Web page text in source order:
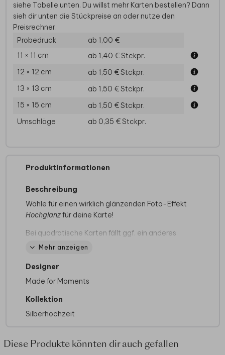
siehe Tabelle unten. Du willst mehr Karten bestellen? Dann
sieh dir unten die Stückpreise an oder nutze den
Preisrechner.
Probedruck
ab 1,00 €
11 × 11 cm
ab 1,40 €Stckpr.
12 × 12 cm
ab 1,50 €Stckpr.
13 × 13 cm
ab 1,50 €Stckpr.
15 × 15 cm
ab 1,50 €Stckpr.
Umschläge
ab 0,35 €Stckpr.
Produktinformationen
Beschreibung
Wähle für einen wirklich glänzenden Foto-Effekt
Hochglanzfür deine Karte!
Bei quadratische Karten fällt ggf. ein anderes
Briefporto an. Alle Infos findest du auf der
Format erhältst du Umschläge in der Größe
14x12,5 cm. Format ändern ist möglich.
Mehr anzeigen
Designer
Made for Moments
Kollektion
Silberhochzeit
Diese Produkte könnten dir auch gefallen